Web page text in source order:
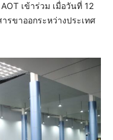
เข้าร่วม เมื่อวันที่ 12
รขาออกระหว่างประเทศ